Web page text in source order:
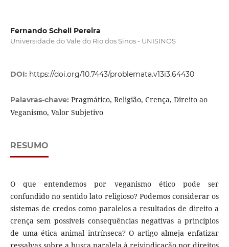
Fernando Schell Pereira
Universidade do Vale do Rio dos Sinos - UNISINOS
DOI: https://doi.org/10.7443/problemata.v13i3.64430
Palavras-chave: Pragmático, Religião, Crença, Direito ao
Veganismo, Valor Subjetivo
RESUMO
O que entendemos por veganismo ético pode ser
confundido no sentido lato religioso? Podemos considerar os
sistemas de credos como paralelos a resultados de direito a
crença sem possíveis consequências negativas a princípios
de uma ética animal intrínseca? O artigo almeja enfatizar